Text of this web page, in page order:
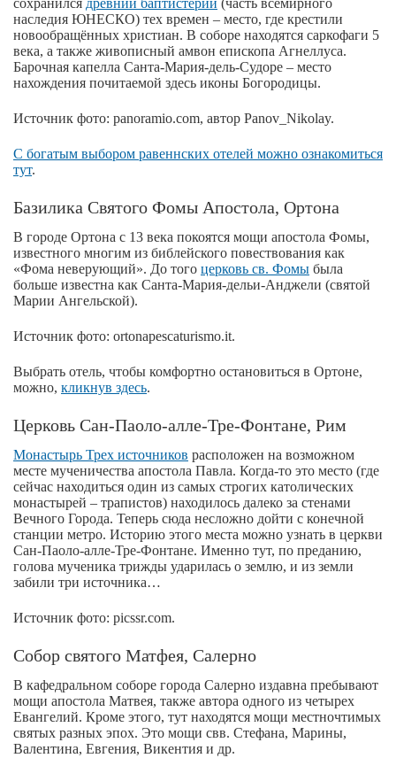
сохранился древний баптистерий (часть всемирного
наследия ЮНЕСКО) тех времен – место, где крестили
новообращённых христиан. В соборе находятся саркофаги 5
века, а также живописный амвон епископа Агнеллуса.
Барочная капелла Санта-Мария-дель-Судоре – место
нахождения почитаемой здесь иконы Богородицы.
Источник фото: panoramio.com, автор Panov_Nikolay.
С богатым выбором равеннских отелей можно ознакомиться
тут.
Базилика Святого Фомы Апостола, Ортона
В городе Ортона с 13 века покоятся мощи апостола Фомы,
известного многим из библейского повествования как
«Фома неверующий». До того церковь св. Фомы была
больше известна как Санта-Мария-дельи-Анджели (святой
Марии Ангельской).
Источник фото: ortonapescaturismo.it.
Выбрать отель, чтобы комфортно остановиться в Ортоне,
можно, кликнув здесь.
Церковь Сан-Паоло-алле-Тре-Фонтане, Рим
Монастырь Трех источников расположен на возможном
месте мученичества апостола Павла. Когда-то это место (где
сейчас находиться один из самых строгих католических
монастырей – трапистов) находилось далеко за стенами
Вечного Города. Теперь сюда несложно дойти с конечной
станции метро. Историю этого места можно узнать в церкви
Сан-Паоло-алле-Тре-Фонтане. Именно тут, по преданию,
голова мученика трижды ударилась о землю, и из земли
забили три источника…
Источник фото: picssr.com.
Собор святого Матфея, Салерно
В кафедральном соборе города Салерно издавна пребывают
мощи апостола Матвея, также автора одного из четырех
Евангелий. Кроме этого, тут находятся мощи местночтимых
святых разных эпох. Это мощи свв. Стефана, Марины,
Валентина, Евгения, Викентия и др.